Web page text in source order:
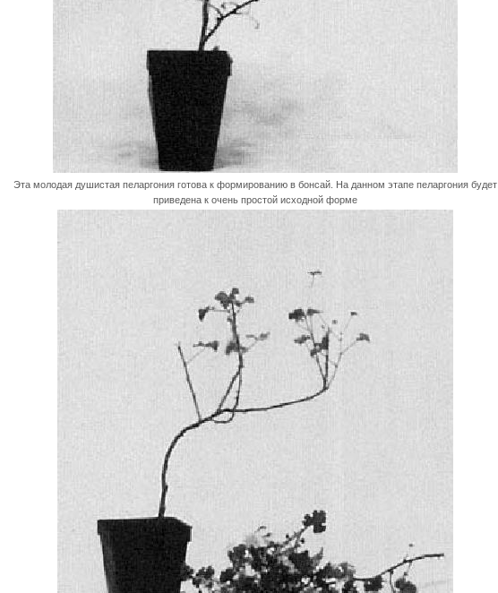
Эта молодая душистая пеларгония готова к формированию в бонсай. На данном этапе пеларгония будет
приведена к очень простой исходной форме